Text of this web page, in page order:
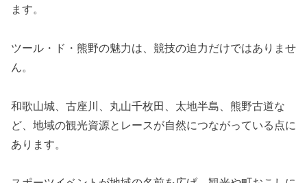
ます。
ツール・ド・熊野の魅力は、競技の迫力だけではありませ
ん。
和歌山城、古座川、丸山千枚田、太地半島、熊野古道な
ど、地域の観光資源とレースが自然につながっている点に
あります。